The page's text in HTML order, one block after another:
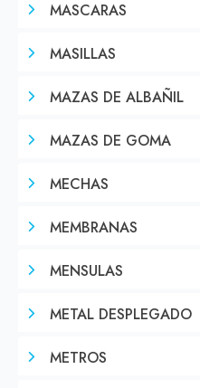
MASCARAS
MASILLAS
MAZAS DE ALBAÑIL
MAZAS DE GOMA
MECHAS
MEMBRANAS
MENSULAS
METAL DESPLEGADO
METROS